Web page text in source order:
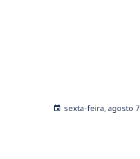
sexta-feira, agosto 7